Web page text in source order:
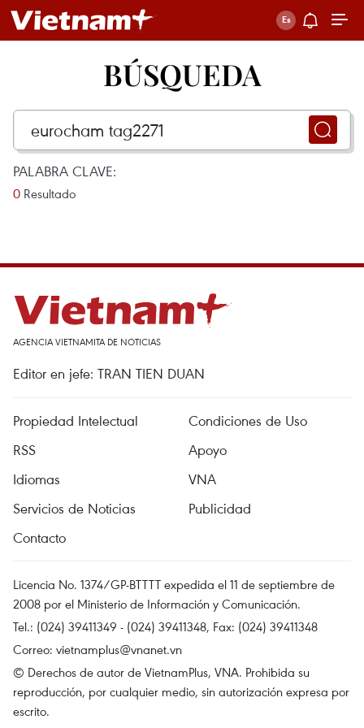
BÚSQUEDA
PALABRA CLAVE:
0 Resultado
AGENCIA VIETNAMITA DE NOTICIAS
Editor en jefe: TRAN TIEN DUAN
Propiedad Intelectual
Condiciones de Uso
RSS
Apoyo
Idiomas
VNA
Servicios de Noticias
Publicidad
Contacto
Licencia No. 1374/GP-BTTTT expedida el 11 de septiembre de
2008 por el Ministerio de Información y Comunicación.
Tel.: (024) 39411349 - (024) 39411348, Fax: (024) 39411348
Correo: vietnamplus@vnanet.vn
© Derechos de autor de VietnamPlus, VNA. Prohibida su
reproducción, por cualquier medio, sin autorización expresa por
escrito.